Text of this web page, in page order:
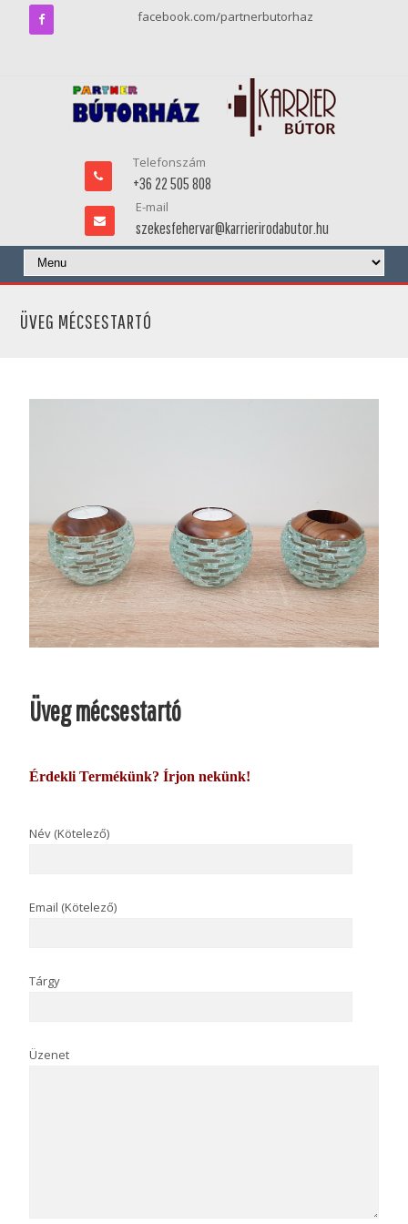
facebook.com/partnerbutorhaz
Telefonszám
+36 22 505 808
E-mail
szekesfehervar@karrierirodabutor.hu
ÜVEG MÉCSESTARTÓ
Üveg mécsestartó
Érdekli Termékünk? Írjon nekünk!
Név (Kötelező)
Email (Kötelező)
Tárgy
Üzenet